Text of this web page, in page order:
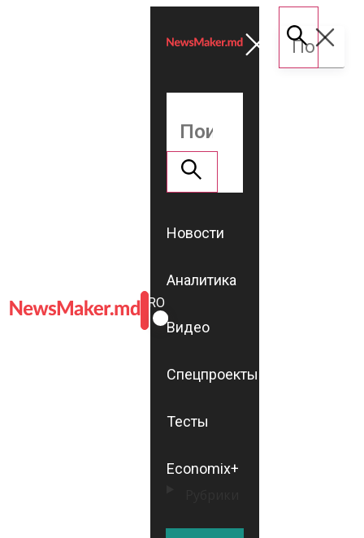
ROMÂNĂ
RU
Новости
Аналитика
Видео
Спецпроекты
Тесты
Economix+